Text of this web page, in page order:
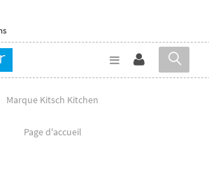
Marque Kitsch Kitchen
Page d'accueil